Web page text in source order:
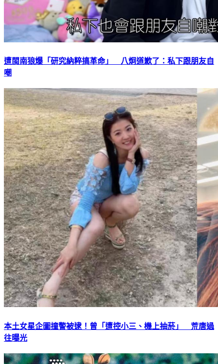
遭閩南狼爆「研究納粹搞革命」 八炯道歉了：私下跟朋友自
嘲
本土女星企圖撞警被逮！曾「遭控小三、機上抽菸」 荒唐過
往曝光